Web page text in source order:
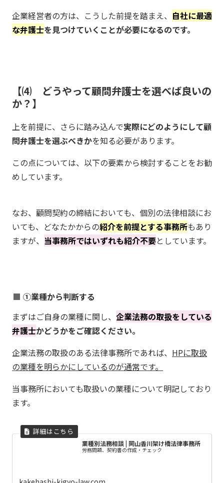
企業経営者の方は、こうした前提を踏まえ、 自社に最適
な弁護士を見つけていくことが必要になるのです。
⑷ どうやって顧問弁護士を選べば良いの
か？
上を前提に、さらに踏み込んで実際にどのようにして顧
問弁護士を選ぶべきかを知る必要があります。
この点については、以下の要素から検討することをお勧
めしています。
なお、顧問契約の締結においても、個別の法律相談にお
いても、どなたかからの紹介を前提とする事務所もあり
ますが、 当事務所ではいずれも紹介不要としています。
①業種から判断する
まずはご自身の業種に関し、 企業法務の取扱をしている
弁護士かどうかをご確認ください。
企業法務の取扱のある法律事務所であれば、 HPに取扱
の業種を明らかにしているのが通常です。
当事務所においても取扱いの業種について明記しており
ます。
業種別法務相談 | 岡山香川架け橋法律事務所
労務問題、契約書の作成・チェック